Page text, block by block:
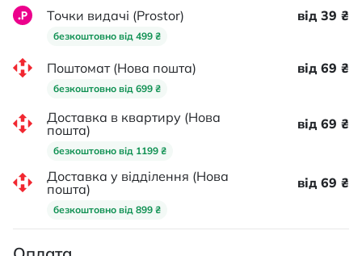
Точки видачі (Prostor)
безкоштовно від 499 ₴
від 39 ₴
Поштомат (Нова пошта)
безкоштовно від 699 ₴
від 69 ₴
Доставка в квартиру (Нова
пошта)
безкоштовно від 1199 ₴
від 69 ₴
Доставка у відділення (Нова
пошта)
безкоштовно від 899 ₴
від 69 ₴